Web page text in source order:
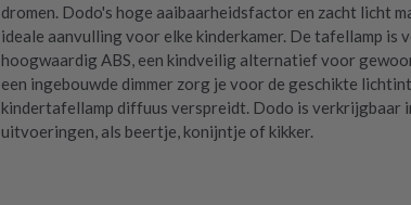
dromen. Dodo's hoge aaibaarheidsfactor en zacht licht
ideale aanvulling voor elke kinderkamer. De tafellamp is
hoogwaardig ABS, een kindveilig alternatief voor
een ingebouwde dimmer zorg je voor de geschikte
kindertafellamp diffuus verspreidt. Dodo is verkrijgbaar
uitvoeringen, als beertje, konijntje of kikker.